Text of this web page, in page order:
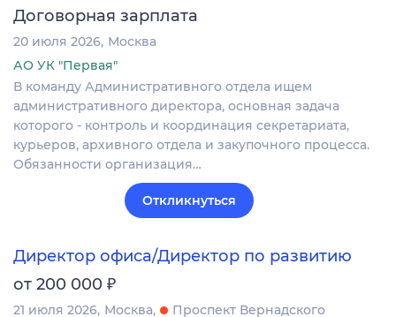
Договорная зарплата
20 июля 2026 Москва
АО УК "Первая"
В команду Административного отдела ищем
административного директора, основная задача
которого - контроль и координация секретариата,
курьеров, архивного отдела и закупочного процесса.
Обязанности организация…
Откликнуться
Директор офиса/Директор по развитию
от 200 000 ₽
21 июля 2026 Москва
Проспект Вернадского